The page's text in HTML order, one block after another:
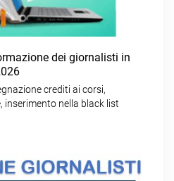
dei giornalisti in
crediti ai corsi,
inserimento nella black list